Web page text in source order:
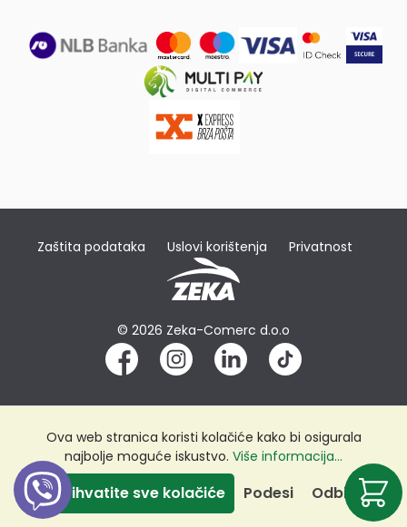
Zaštita podataka Uslovi korištenja Privatnost
© 2026 Zeka-Comerc d.o.o
Ova web stranica koristi kolačiće kako bi osigurala
najbolje moguće iskustvo. Više informacija...
Odbij
Podesi
Prihvatite sve kolačiće